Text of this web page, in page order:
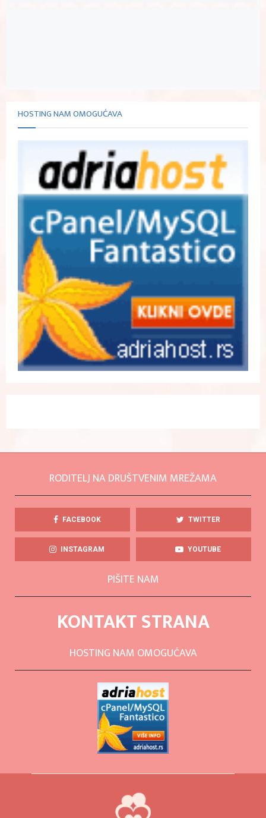
HOSTING NAM OMOGUĆAVA
RODITELJ NA DRUŠTVENIM MREŽAMA
FACEBOOK TWITTER
INSTAGRAM YOUTUBE
PIŠITE NAM
KONTAKT STRANA
HOSTING NAM OMOGUĆAVA